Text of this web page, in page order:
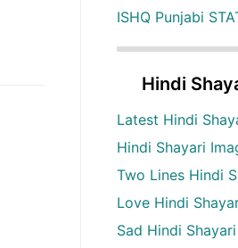
ISHQ Punjabi
Hindi
Latest Hindi
Hindi Shayari
Two Lines Hindi
Love Hindi
Sad Hindi Shayari